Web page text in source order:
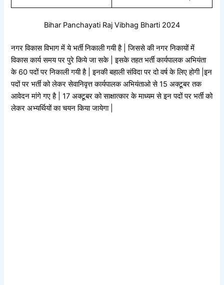
Bihar Panchayati Raj Vibhag Bharti 2024
नगर विकास विभाग में ये भर्ती निकाली गयी है | जिससे की नगर निकायों में
विकास कार्य समय पर पुरे किये जा सके | इसके तहत भर्ती कार्यपालक अभियंता
के 60 पदों पर निकाली गयी है | इनकी बहाली संविदा पर दो वर्ष के लिए होगी |इन
पदों पर भर्ती को लेकर सेवानिवृत्त कार्यपालक अभियंताओ से 15 अक्टूबर तक
आवेदन मांगे गए है | 17 अक्टूबर को साक्षात्कार के माध्यम से इन पदों पर भर्ती को
लेकर अभ्यर्थियों का चयन किया जायेगा |